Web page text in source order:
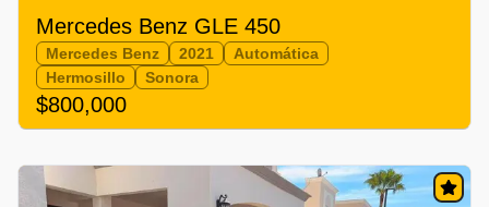
Mercedes Benz GLE 450
Mercedes Benz 2021
Automática
Hermosillo
Sonora
$800,000